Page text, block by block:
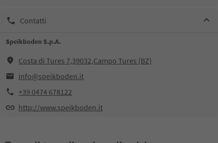
Contatti
Speikboden S.p.A.
Costa di Tures 7,39032,Campo Tures (BZ)
info@speikboden.it
+39 0474 678122
http://www.speikboden.it